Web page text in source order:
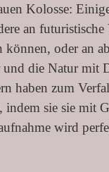
Kolosse:
an
oder an
die Natur mit
haben zum
sie sie mit
wird